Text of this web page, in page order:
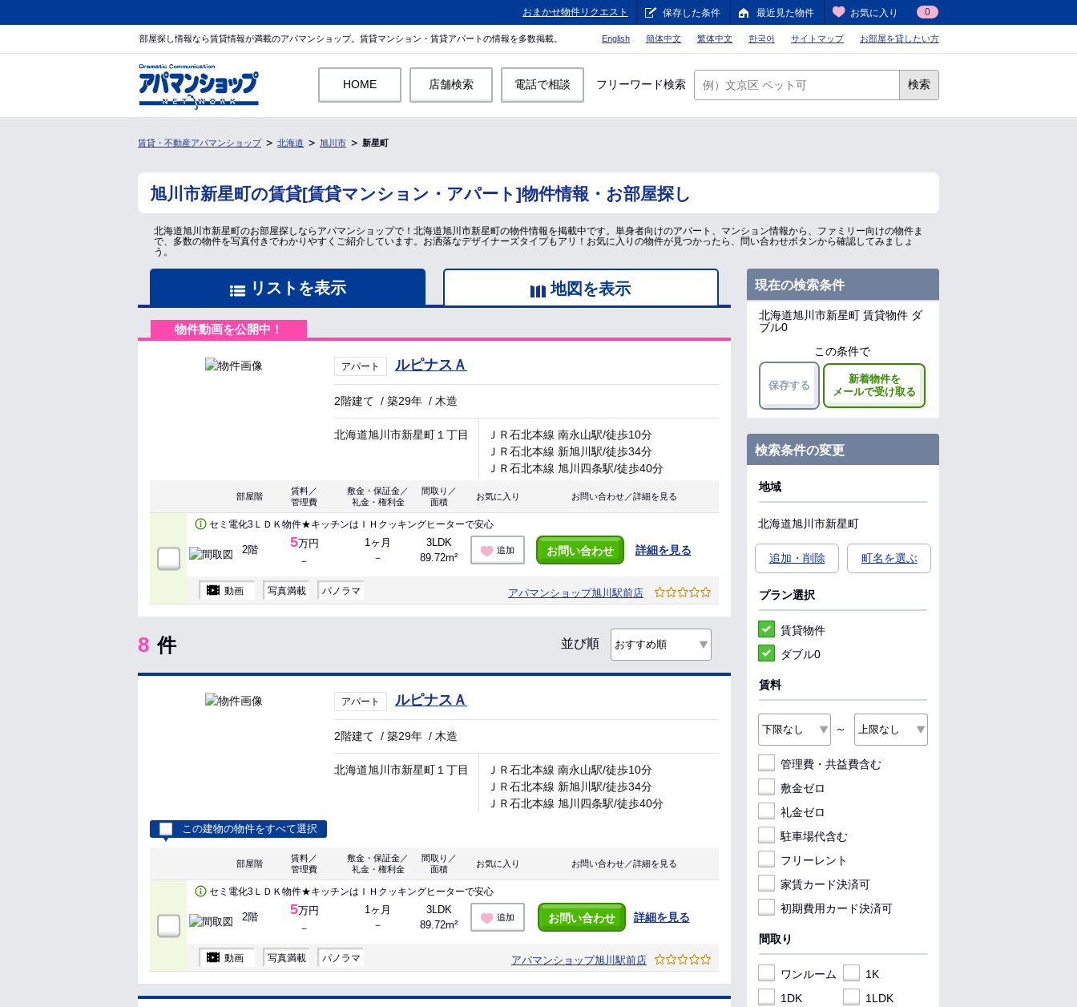
おまかせ物件リクエスト 保存した条件 最近見た物件 お気に入り 0
部屋探し情報なら賃貸情報が満載のアパマンショップ。賃貸マンション・賃貸アパートの情報を多数掲載。 English 簡体中文 繁体中文 한국어 サイトマップ お部屋を貸したい方
HOME 店舗検索 電話で相談 フリーワード検索 検索
賃貸・不動産アパマンショップ 北海道 旭川市 新星町
旭川市新星町の賃貸[賃貸マンション・アパート]物件情報・お部屋探し
北海道旭川市新星町のお部屋探しならアパマンショップで！北海道旭川市新星町の物件情報を掲載中です。単身者向けのアパート、マンション情報から、ファミリー向けの物件ま
で、多数の物件を写真付きでわかりやすくご紹介しています。お洒落なデザイナーズタイプもアリ！お気に入りの物件が見つかったら、問い合わせボタンから確認してみましょ
う。
リストを表示 地図を表示
物件動画を公開中！
アパート ルピナスＡ
2階建て /築29年 / 木造
北海道旭川市新星町１丁目
ＪＲ石北本線 南永山駅/徒歩10分
ＪＲ石北本線 新旭川駅/徒歩34分
ＪＲ石北本線 旭川四条駅/徒歩40分
部屋階
賃料／
管理費
敷金・保証金／
礼金・権利金
間取り／
面積
お気に入り お問い合わせ／詳細を見る
セミ電化3ＬＤＫ物件★キッチンはＩＨクッキングヒーターで安心
2階 5万円
－
1ヶ月
－
3LDK
89.72m²
追加 お問い合わせ 詳細を見る
動画 写真満載 パノラマ アパマンショップ旭川駅前店
8 件 並び順
アパート ルピナスＡ
2階建て /築29年 / 木造
北海道旭川市新星町１丁目
ＪＲ石北本線 南永山駅/徒歩10分
ＪＲ石北本線 新旭川駅/徒歩34分
ＪＲ石北本線 旭川四条駅/徒歩40分
この建物の物件をすべて選択
部屋階
賃料／
管理費
敷金・保証金／
礼金・権利金
間取り／
面積
お気に入り お問い合わせ／詳細を見る
セミ電化3ＬＤＫ物件★キッチンはＩＨクッキングヒーターで安心
2階 5万円
－
1ヶ月
－
3LDK
89.72m²
追加 お問い合わせ 詳細を見る
動画 写真満載 パノラマ アパマンショップ旭川駅前店
現在の検索条件
北海道旭川市新星町 賃貸物件 ダ
ブル0
この条件で
保存する
新着物件を
メールで受け取る
検索条件の変更
地域
北海道旭川市新星町
追加・削除 町名を選ぶ
プラン選択
賃貸物件
ダブル0
賃料
～
管理費・共益費含む
敷金ゼロ
礼金ゼロ
駐車場代含む
フリーレント
家賃カード決済可
初期費用カード決済可
間取り
ワンルーム
1K
1DK
1LDK